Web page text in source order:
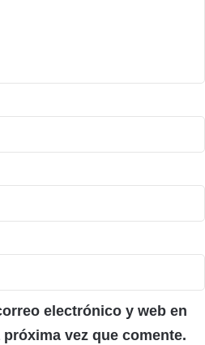
electrónico y web en
vez que comente.